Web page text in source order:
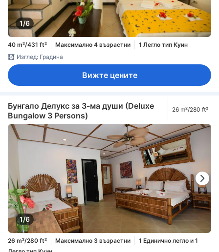
1/6
40 m²/431 ft² Максимално 4 възрастни
1 Легло тип Куин
Изглед: Градина
Вижте цените
Бунгало Делукс за 3-ма души (Deluxe
Bungalow 3 Persons)
26 m²/280 ft²
1/6
26 m²/280 ft² Максимално 3 възрастни
1 Единично легло и 1